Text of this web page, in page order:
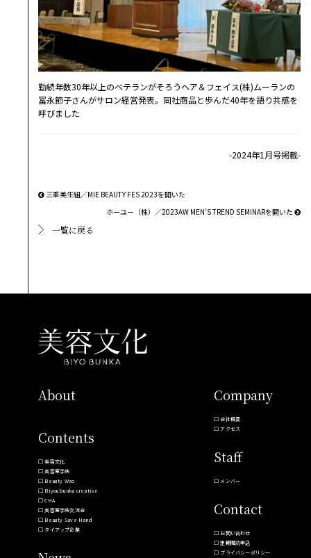
勤続年数30年以上のベテランがそろうヘア＆フェイス(株)ムーランの
冨永節子さんがサロン経営発表。同社商品と歩んだ40年を語り共感を
呼びました
-2024年1月号掲載-
三重美生組／MIE BEAUTY FES 2023を開いた
ホーユー（株）／2023AW MEN’S TREND SEMINARを開いた
一覧に戻る
About
Contents
美容文化
美容室手帖
Beauty Woo
Biyoubunka creative
CHA
美容室手帖交流会
Beauty Save Hand
タイアップ企業
Company
会社概要
アクセス
Staff
メンバー
Contact
お問い合わせ
定期購読申込
プライバシーポリシー